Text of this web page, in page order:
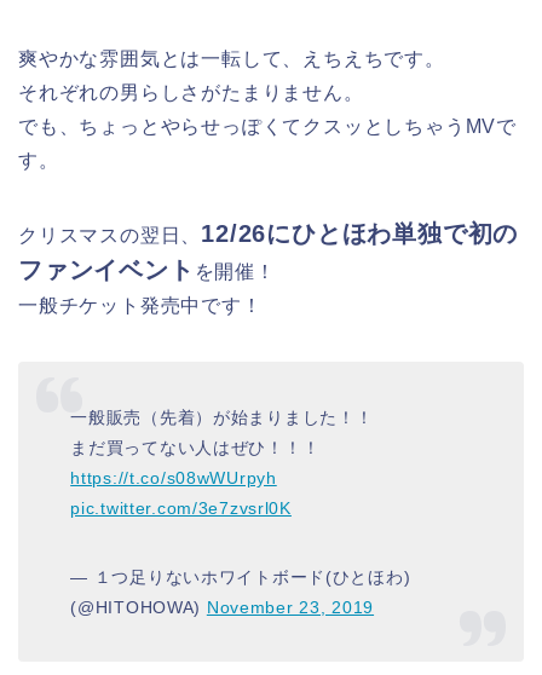
爽やかな雰囲気とは一転して、えちえちです。
それぞれの男らしさがたまりません。
でも、ちょっとやらせっぽくてクスッとしちゃうMVで
す。
クリスマスの翌日、 12/26にひとほわ単独で初の
ファンイベント を開催！
一般チケット発売中です！
一般販売（先着）が始まりました！！
まだ買ってない人はぜひ！！！
https://t.co/s08wWUrpyh
pic.twitter.com/3e7zvsrl0K
— １つ足りないホワイトボード(ひとほわ)
(@HITOHOWA) November 23, 2019